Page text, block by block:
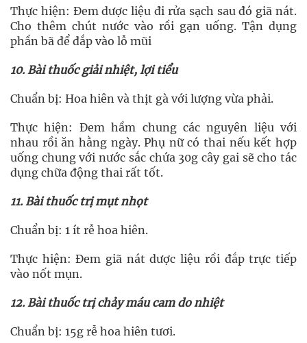
Thực hiện: Đem dược liệu đi rửa sạch sau đó giã nát.
Cho thêm chút nước vào rồi gạn uống. Tận dụng
phần bã để đắp vào lỗ mũi
10. Bài thuốc giải nhiệt, lợi tiểu
Chuẩn bị: Hoa hiên và thịt gà với lượng vừa phải.
Thực hiện: Đem hầm chung các nguyên liệu với
nhau rồi ăn hằng ngày. Phụ nữ có thai nếu kết hợp
uống chung với nước sắc chứa 30g cây gai sẽ cho tác
dụng chữa động thai rất tốt.
11. Bài thuốc trị mụt nhọt
Chuẩn bị: 1 ít rễ hoa hiên.
Thực hiện: Đem giã nát dược liệu rồi đắp trực tiếp
vào nốt mụn.
12. Bài thuốc trị chảy máu cam do nhiệt
Chuẩn bị: 15g rễ hoa hiên tươi.